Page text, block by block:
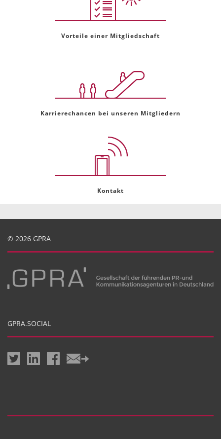
Vorteile einer Mitgliedschaft
Karrierechancen bei unseren Mitgliedern
Kontakt
© 2026 GPRA
GPRA.SOCIAL